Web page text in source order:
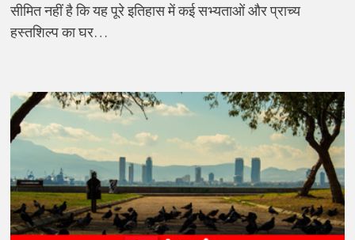
सीमित नहीं है कि यह पूरे इतिहास में कई सभ्यताओं और प्राच्य
हस्तशिल्प का घर…